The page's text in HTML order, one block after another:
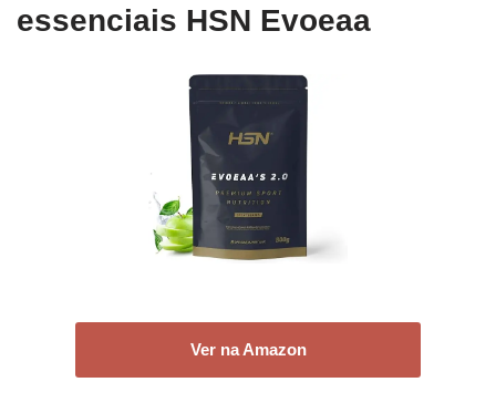
essenciais HSN Evoeaa
Ver na Amazon